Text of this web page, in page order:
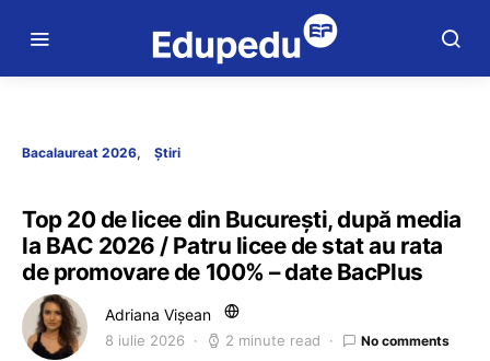
Bacalaureat 2026 Știri
Top 20 de licee din București, după media
la BAC 2026 / Patru licee de stat au rata
de promovare de 100% – date BacPlus
Adriana Vișean
8 iulie 2026 2 minute read No comments